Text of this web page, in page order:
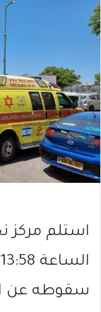
استلم مركز
سقوطه عن